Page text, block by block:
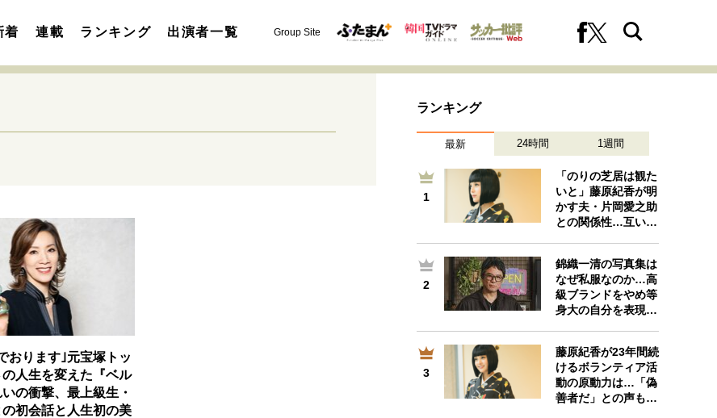
着 連載 ランキング 出演者一覧 Group Site
を変えた出会い 決断の裏側
プロフェッショナルの矜持
現者の葛藤
ンドキャリアの描き方
ファーストキャリアを拓く
掴む選択
ダーの流儀 変革の原動力
おります｣元宝塚トッ
人生を変えた『ベル
の衝撃、最上級生・
初会話と人生初の美
ランキング
最新 24時間 1週間
1
「のりの芝居は観た
いと」藤原紀香が明
かす夫・片岡愛之助
との関係性…互い…
2
錦織一清の写真集は
なぜ私服なのか…高
級ブランドをやめ等
身大の自分を表現…
3
藤原紀香が23年間続
けるボランティア活
動の原動力は…「偽
善者だ」との声も…